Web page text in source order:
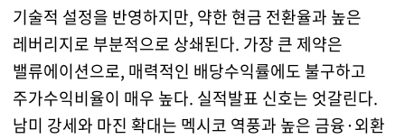
기술적 설정을 반영하지만, 약한 현금 전환율과 높은
레버리지로 부분적으로 상쇄된다. 가장 큰 제약은
밸류에이션으로, 매력적인 배당수익률에도 불구하고
주가수익비율이 매우 높다. 실적발표 신호는 엇갈린다.
남미 강세와 마진 확대는 멕시코 역풍과 높은 금융·외환